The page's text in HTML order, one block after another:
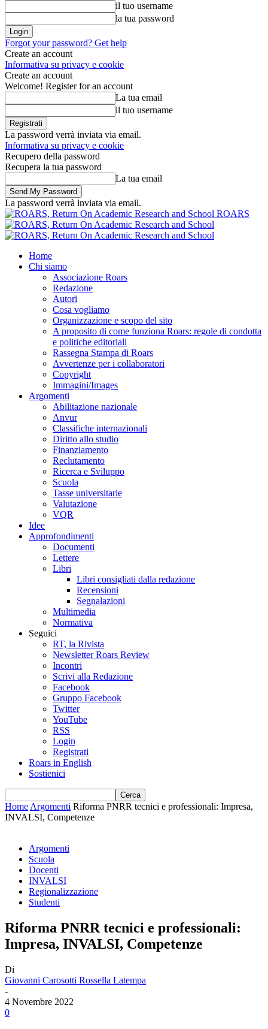
il tuo username
la tua password
Forgot your password? Get help
Create an account
Informativa su privacy e cookie
Create an account
Welcome! Register for an account
La tua email
il tuo username
La password verrà inviata via email.
Informativa su privacy e cookie
Recupero della password
Recupera la tua password
La tua email
La password verrà inviata via email.
ROARS
Home
Chi siamo
Associazione Roars
Redazione
Autori
Cosa vogliamo
Organizzazione e scopo del sito
A proposito di come funziona Roars: regole di condotta
e politiche editoriali
Rassegna Stampa di Roars
Avvertenze per i collaboratori
Copyright
Immagini/Images
Argomenti
Abilitazione nazionale
Anvur
Classifiche internazionali
Diritto allo studio
Finanziamento
Reclutamento
Ricerca e Sviluppo
Scuola
Tasse universitarie
Valutazione
VQR
Idee
Approfondimenti
Documenti
Lettere
Libri
Libri consigliati dalla redazione
Recensioni
Segnalazioni
Multimedia
Normativa
Seguici
RT, la Rivista
Newsletter Roars Review
Incontri
Scrivi alla Redazione
Facebook
Gruppo Facebook
Twitter
YouTube
RSS
Login
Registrati
Roars in English
Sostienici
Home Argomenti Riforma PNRR tecnici e professionali: Impresa,
INVALSI, Competenze
Argomenti
Scuola
Docenti
INVALSI
Regionalizzazione
Studenti
Riforma PNRR tecnici e professionali:
Impresa, INVALSI, Competenze
Di
Giovanni Carosotti Rossella Latempa
-
4 Novembre 2022
0